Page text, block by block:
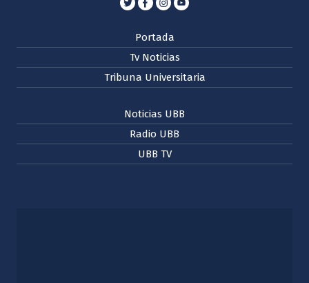
Portada
Tv Noticias
Tribuna Universitaria
Noticias UBB
Radio UBB
UBB TV